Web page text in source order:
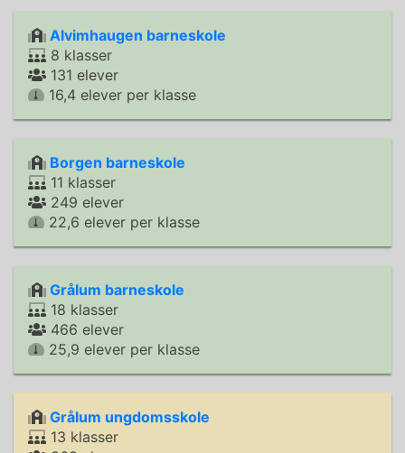
Alvimhaugen barneskole
8 klasser
131 elever
16,4 elever per klasse
Borgen barneskole
11 klasser
249 elever
22,6 elever per klasse
Grålum barneskole
18 klasser
466 elever
25,9 elever per klasse
Grålum ungdomsskole
13 klasser